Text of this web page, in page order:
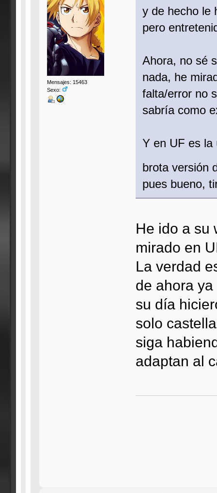
Mensajes: 15463
Sexo:
y de hecho le
pero
Ahora, no sé
nada, he
falta/error no
sabría como
Y en UF es la
brota versión
pues bueno,
He ido a su
mirado en
La verdad
de ahora
su día
solo
siga
adaptan al